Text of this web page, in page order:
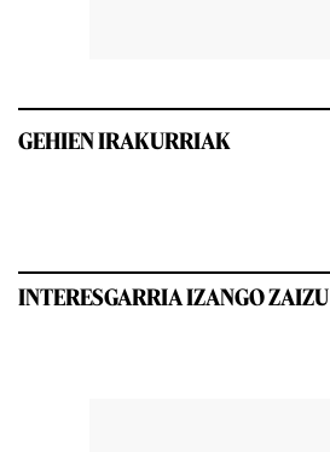
GEHIEN IRAKURRIAK
INTERESGARRIA IZANGO ZAIZU